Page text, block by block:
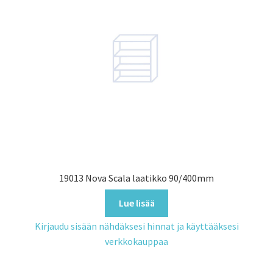
19013 Nova Scala laatikko 90/400mm
Lue lisää
Kirjaudu sisään nähdäksesi hinnat ja käyttääksesi
verkkokauppaa